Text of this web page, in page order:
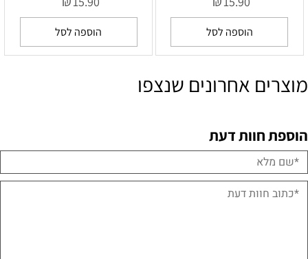
הוספה לסל הוספה לסל
מוצרים אחרונים שנצפו
הוספת חוות דעת